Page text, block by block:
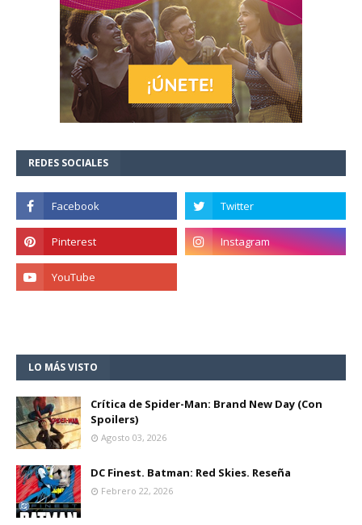
REDES SOCIALES
LO MÁS VISTO
Crítica de Spider-Man: Brand New Day (Con
Spoilers)
Agosto 03, 2026
DC Finest. Batman: Red Skies. Reseña
Febrero 22, 2026